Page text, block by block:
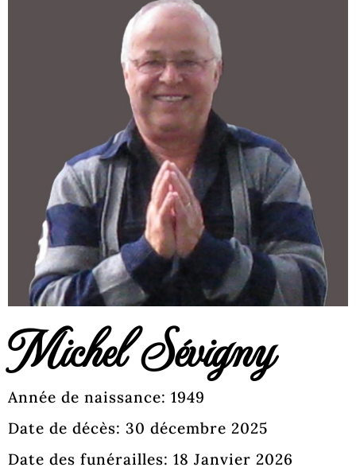
Michel Sévigny
Année de naissance: 1949
Date de décès: 30 décembre 2025
Date des funérailles: 18 Janvier 2026